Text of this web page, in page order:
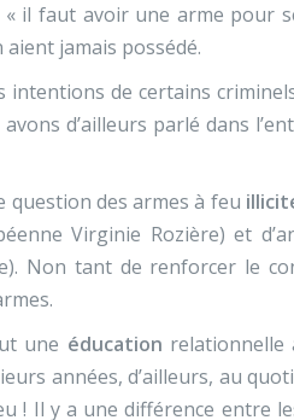
« il faut avoir une arme pour
aient jamais possédé.
de certains
d’ailleurs parlé dans
question des armes à feu
Virginie Rozière) et
Non tant de renforcer le
une éducation relationnelle
années, d’ailleurs, au
! Il y a une différence entre